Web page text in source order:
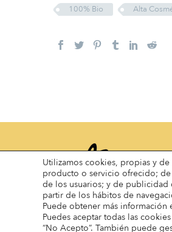
100% Bio Alta
Utilizamos cookies, propias y
producto o servicio ofrecido; de
de los usuarios; y de
partir de los hábitos de
Puede obtener más información
Puedes aceptar todas las
“No Acepto”. También puede